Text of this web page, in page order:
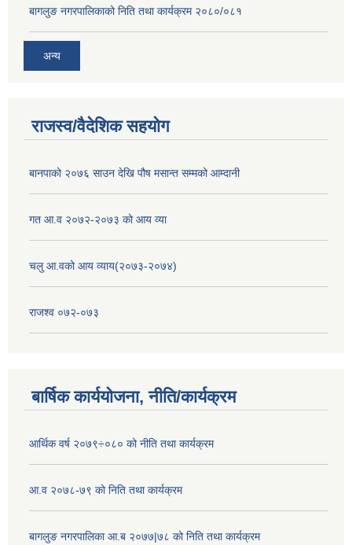
बागलुङ नगरपालिकाको निति तथा कार्यक्रम २०८०/०८१
अन्य
राजस्व/वैदेशिक सहयोग
बानपाको २०७६ साउन देखि पौष मसान्त सम्मको आम्दानी
गत आ.व २०७२-२०७३ को आय व्या
चलु आ.वको आय व्याय(२०७३-२०७४)
राजश्व ०७२-०७३
बार्षिक कार्ययोजना, नीति/कार्यक्रम
आर्थिक वर्ष २०७९÷०८० को नीति तथा कार्यक्रम
आ.व २०७८-७९ को निति तथा कार्यक्रम
बागलुङ नगरपालिका आ.ब २०७७|७८ को निति तथा कार्यक्रम